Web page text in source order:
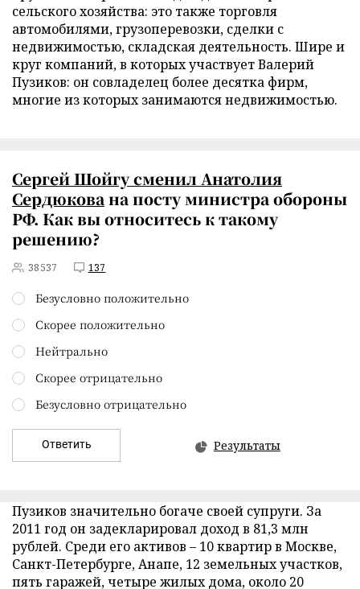
сельского хозяйства: это также торговля
автомобилями, грузоперевозки, сделки с
недвижимостью, складская деятельность. Шире и
круг компаний, в которых участвует Валерий
Пузиков: он совладелец более десятка фирм,
многие из которых занимаются недвижимостью.
Сергей Шойгу сменил Анатолия
Сердюкована посту министра обороны
РФ. Как вы относитесь к такому
решению?
38537 137
Безусловно положительно
Скорее положительно
Нейтрально
Скорее отрицательно
Безусловно отрицательно
Ответить Результаты
Пузиков значительно богаче своей супруги. За
2011 год он задекларировал доход в 81,3 млн
рублей. Среди его активов – 10 квартир в Москве,
Санкт-Петербурге, Анапе, 12 земельных участков,
пять гаражей, четыре жилых дома, около 20